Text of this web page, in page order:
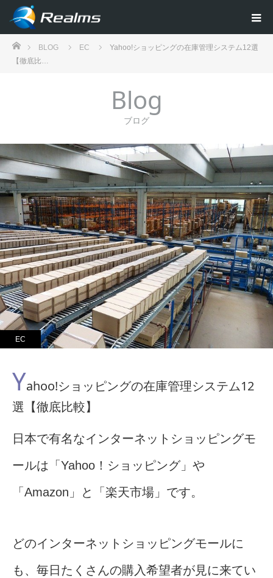
ホームBLOG EC
Yahoo!ショッピングの在庫管理システム12選
【徹底比…
Blog
ブログ
EC
Yahoo!ショッピングの在庫管理システム12
選【徹底比較】
日本で有名なインターネットショッピングモ
ールは「Yahoo！ショッピング」や
「Amazon」と「楽天市場」です。
どのインターネットショッピングモールに
も、毎日たくさんの購入希望者が見に来てい